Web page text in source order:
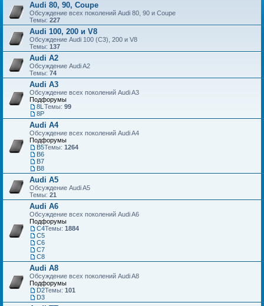
Audi 80, 90, Coupe
Обсуждение всех поколений Audi 80, 90 и Coupe
Темы: 227
Audi 100, 200 и V8
Обсуждение Audi 100 (C3), 200 и V8
Темы: 137
Audi A2
Обсуждение Audi A2
Темы: 74
Audi A3
Обсуждение всех поколений Audi A3
Подфорумы
8L
8P
Темы: 99
Audi A4
Обсуждение всех поколений Audi A4
Подфорумы
B5
B6
B7
B8
Темы: 1264
Audi A5
Обсуждение Audi A5
Темы: 21
Audi A6
Обсуждение всех поколений Audi A6
Подфорумы
C4
C5
C6
C7
С8
Темы: 1884
Audi A8
Обсуждение всех поколений Audi A8
Подфорумы
D2
D3
Темы: 101